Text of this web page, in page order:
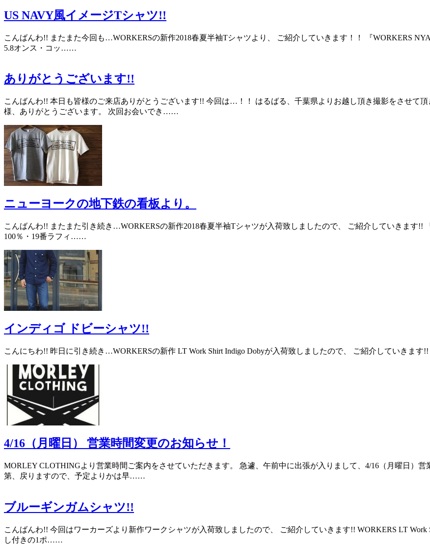
US NAVY風イメージTシャツ!!
こんばんわ!! またまた今回も…WORKERSの新作2018春夏半袖Tシャツより、 ご紹介していきます！！ 『WORKERS
5.8オンス・コッ……
ありがとうございます!!
こんばんわ!! 本日も皆様のご来店ありがとうございます!! 今回は…！！ はるばる、千葉県よりお越し頂き撮影をさせて
様、ありがとうございます。 次回お会いでき……
ニューヨークの地下鉄の看板より。
こんばんわ!! またまた引き続き…WORKERSの新作2018春夏半袖Tシャツが入荷致しましたので、 ご紹介していきます!!
100％・19番ラフィ……
インディゴ ドビーシャツ!!
こんにちわ!! 昨日に引き続き…WORKERSの新作 LT Work Shirt Indigo Dobyが入荷致しましたので、 ご紹介していきま
4/16（月曜日） 営業時間変更のお知らせ！
MORLEY CLOTHINGより営業時間ご案内をさせていただきます。 急遽、午前中に出張が入りまして、4/16（月曜日）
第、戻りますので、予定よりかは早……
ブルーギンガムシャツ!!
こんばんわ!! 今回はワーカーズより新作ワークシャツが入荷致しましたので、 ご紹介していきます!! WORKERS LT
し付きの1ポ……